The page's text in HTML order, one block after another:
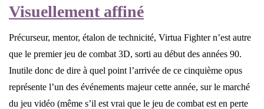
Visuellement affiné
Précurseur, mentor, étalon de technicité, Virtua Fighter n’est autre
que le premier jeu de combat 3D, sorti au début des années 90.
Inutile donc de dire à quel point l’arrivée de ce cinquième opus
représente l’un des événements majeur cette année, sur le marché
du jeu vidéo (même s’il est vrai que le jeu de combat est en perte